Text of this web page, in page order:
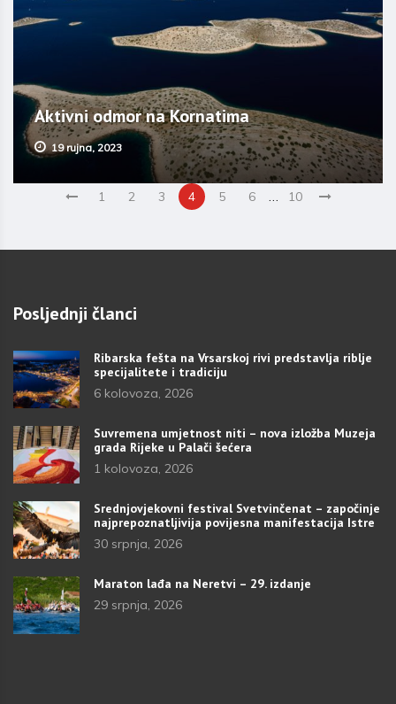
Aktivni odmor na Kornatima
19 rujna, 2023
1 2 3 4 5 6 10
Posljednji članci
Ribarska fešta na Vrsarskoj rivi predstavlja riblje
specijalitete i tradiciju
6 kolovoza, 2026
Suvremena umjetnost niti – nova izložba Muzeja
grada Rijeke u Palači šećera
1 kolovoza, 2026
Srednjovjekovni festival Svetvinčenat – započinje
najprepoznatljivija povijesna manifestacija Istre
30 srpnja, 2026
Maraton lađa na Neretvi – 29. izdanje
29 srpnja, 2026